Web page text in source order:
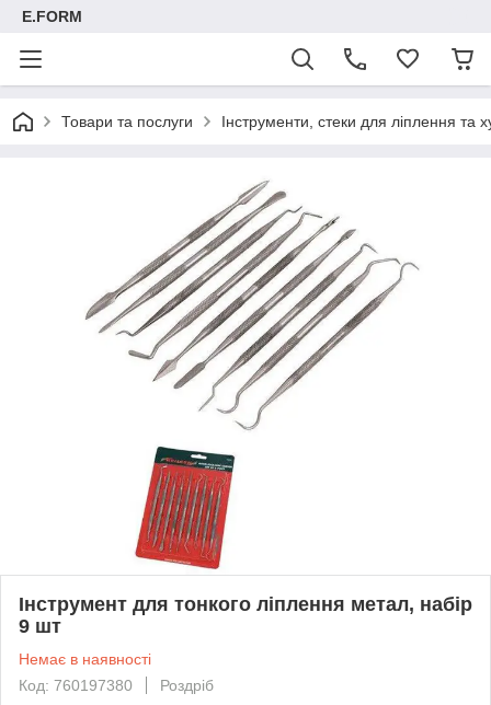
E.FORM
Товари та послуги Інструменти, стеки для ліплення та
Інструмент для тонкого ліплення метал, набір
9 шт
Немає в наявності
Код: 760197380
Роздріб